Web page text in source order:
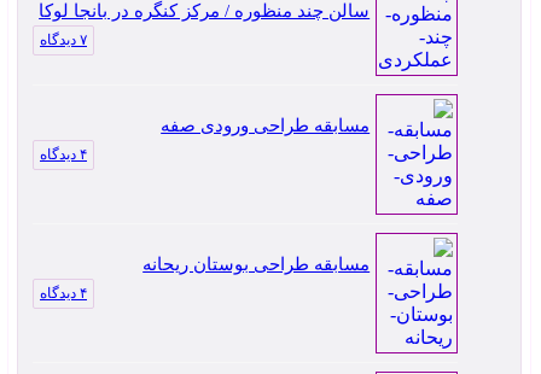
سالن چند منظوره / مرکز کنگره در بانجا لوکا
۷ دیدگاه
مسابقه طراحی ورودی صفه
۴ دیدگاه
مسابقه طراحی بوستان ریحانه
۴ دیدگاه